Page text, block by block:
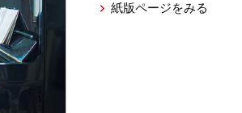
紙版ページをみる